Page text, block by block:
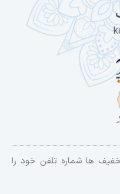
ها شماره تلفن خود را